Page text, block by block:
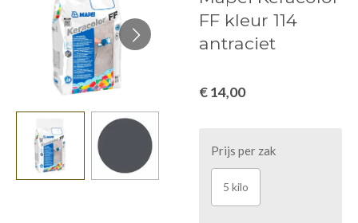
FF kleur 114
antraciet
€ 14,00
Prijs per zak
5 kilo